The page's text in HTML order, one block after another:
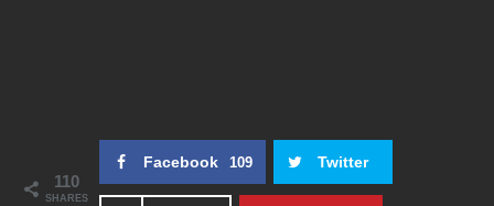
110
SHARES
Facebook 109 Twitter